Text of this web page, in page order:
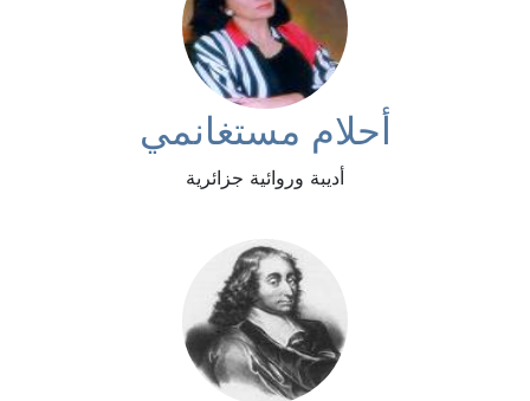
أحلام مستغانمي
أديبة وروائية جزائرية